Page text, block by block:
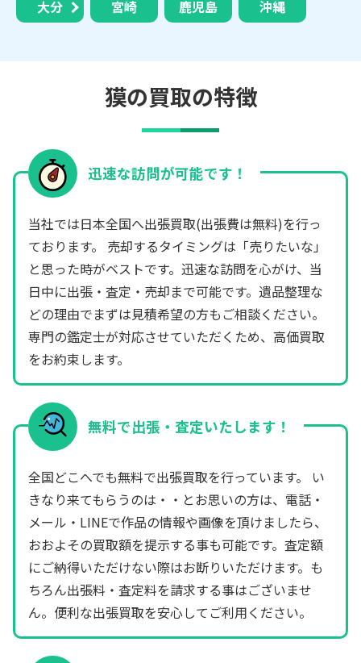
大分 宮崎 鹿児島 沖縄
獏の買取の特徴
迅速な訪問が可能です！
当社では日本全国へ出張買取(出張費は無料)を行っ
ております。 売却するタイミングは「売りたいな」
と思った時がベストです。迅速な訪問を心がけ、当
日中に出張・査定・売却まで可能です。遺品整理な
どの理由でまずは見積希望の方もご相談ください。
専門の鑑定士が対応させていただくため、高価買取
をお約束します。
無料で出張・査定いたします！
全国どこへでも無料で出張買取を行っています。 い
きなり来てもらうのは・・とお思いの方は、電話・
メール・LINEで作品の情報や画像を頂けましたら、
おおよその買取額を提示する事も可能です。査定額
にご納得いただけない際はお断りいただけます。も
ちろん出張料・査定料を請求する事はございませ
ん。便利な出張買取を安心してご利用ください。